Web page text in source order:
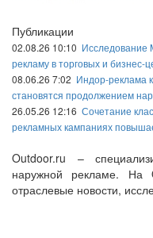
Публикации
02.08.26 10:10 Исследование
рекламу в торговых и бизнес-
08.06.26 7:02 Индор-реклама
становятся продолжением
26.05.26 12:16 Сочетание
рекламных кампаниях
Outdoor.ru –
наружной рекламе. На
отраслевые новости,